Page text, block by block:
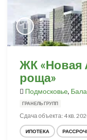
ЖК «Новая
роща»
Подмосковье,
ГРАНЕЛЬ ГРУПП
Сдача объекта: 4 кв.
ИПОТЕКА